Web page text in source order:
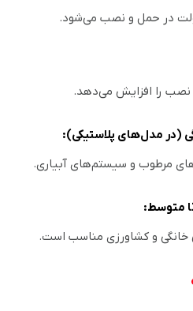
در حمل و نصب می‌شود.
را افزایش می‌دهد.
(در مدل‌های پلاستیکی):
مرطوب و سیستم‌های آبیاری.
متوسط:
خانگی و کشاورزی مناسب است.